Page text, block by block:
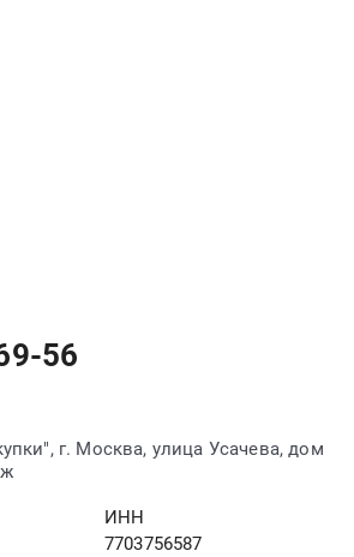
56
г. Москва, улица Усачева, дом
ИНН
7703756587